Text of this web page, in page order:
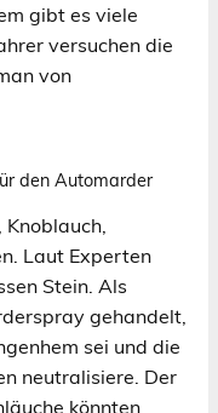
gibt es viele
versuchen die
von
den Automarder
Laut Experten
Stein. Als
gehandelt,
sei und die
neutralisiere. Der
könnten